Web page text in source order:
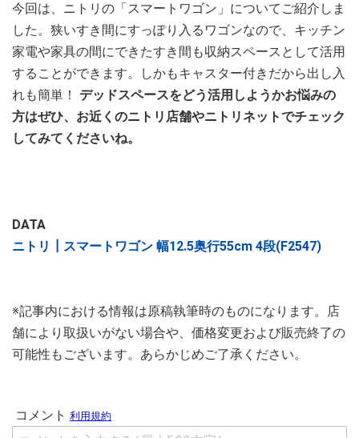
今回は、ニトリの「スマートワゴン」についてご紹介しま
した。狭いすき間にすっぽり入るワゴンなので、キッチン
家電や家具の間にできたすき間も収納スペースとして活用
することができます。しかもキャスター付きだから出し入
れも簡単！
デッドスペースをどう活用しようかお悩みの
方はぜひ、お近くのニトリ店舗やニトリネットでチェック
してみてくださいね。
DATA
ニトリ┃スマートワゴン 幅12.5奥行55cm 4段(F2547)
※記事内における情報は原稿執筆時のものになります。店
舗により取扱いがない場合や、価格変更および販売終了の
可能性もございます。あらかじめご了承ください。